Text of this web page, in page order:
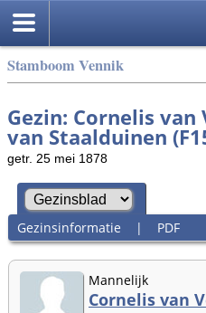
Stamboom Vennik
Gezin: Cornelis van
van Staalduinen
getr. 25 mei 1878
Gezinsinformatie | PDF
Mannelijk
Cornelis van